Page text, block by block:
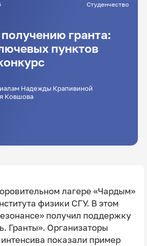
Студенчество
гранта:
пунктов
Надежды Крапивиной
Ковшова
лагере «Чардым»
физики СГУ. В этом
получил поддержку
Гранты». Организаторы
показали пример